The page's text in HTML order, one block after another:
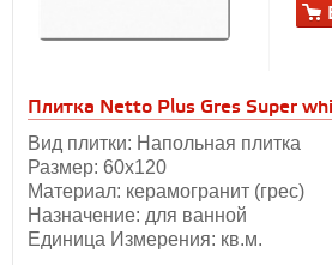
Плитка Netto Plus Gres Super
Вид плитки: Напольная плитка
Размер: 60x120
Материал: керамогранит (грес)
Назначение: для ванной
Единица Измерения: кв.м.